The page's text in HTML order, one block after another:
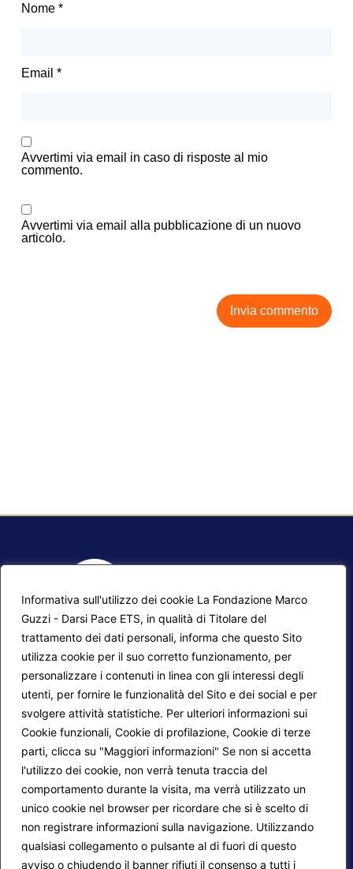
Informativa sull'utilizzo dei cookie La Fondazione Marco
Guzzi - Darsi Pace ETS, in qualità di Titolare del
trattamento dei dati personali, informa che questo Sito
utilizza cookie per il suo corretto funzionamento, per
personalizzare i contenuti in linea con gli interessi degli
utenti, per fornire le funzionalità del Sito e dei social e per
svolgere attività statistiche. Per ulteriori informazioni sui
Cookie funzionali, Cookie di profilazione, Cookie di terze
parti, clicca su "Maggiori informazioni" Se non si accetta
l'utilizzo dei cookie, non verrà tenuta traccia del
comportamento durante la visita, ma verrà utilizzato un
unico cookie nel browser per ricordare che si è scelto di
non registrare informazioni sulla navigazione. Utilizzando
qualsiasi collegamento o pulsante al di fuori di questo
avviso o chiudendo il banner rifiuti il consenso a tutti i
Nome *
Email *
Avvertimi via email in caso di risposte al mio
commento.
Avvertimi via email alla pubblicazione di un nuovo
articolo.
Mappa del sito
Progetti Darsi Pace
Login redattori
Contatti
Calendario corsi
Privacy Policy
Cookie Policy
Seguici su: